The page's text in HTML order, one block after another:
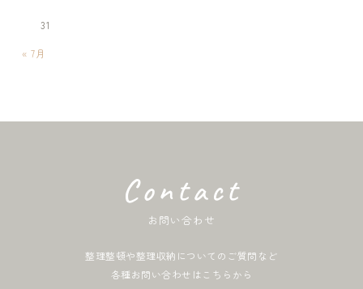
31
« 7月
Contact
お問い合わせ
整理整頓や整理収納についてのご質問など
各種お問い合わせはこちらから